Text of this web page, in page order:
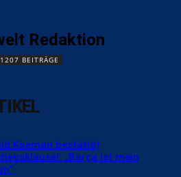
Redaktion
1207 BEITRÄGE
Koeman bestätigt
„Barça ist mein